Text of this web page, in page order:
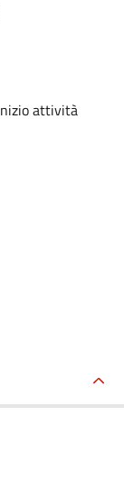
attività